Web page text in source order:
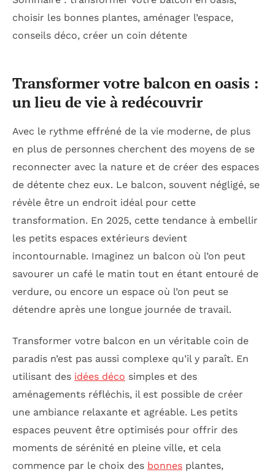
choisir les bonnes plantes, aménager l’espace,
conseils déco, créer un coin détente
Transformer votre balcon en oasis :
un lieu de vie à redécouvrir
Avec le rythme effréné de la vie moderne, de plus
en plus de personnes cherchent des moyens de se
reconnecter avec la nature et de créer des espaces
de détente chez eux. Le balcon, souvent négligé, se
révèle être un endroit idéal pour cette
transformation. En 2025, cette tendance à embellir
les petits espaces extérieurs devient
incontournable. Imaginez un balcon où l’on peut
savourer un café le matin tout en étant entouré de
verdure, ou encore un espace où l’on peut se
détendre après une longue journée de travail.
Transformer votre balcon en un véritable coin de
paradis n’est pas aussi complexe qu’il y paraît. En
utilisant des idées déco simples et des
aménagements réfléchis, il est possible de créer
une ambiance relaxante et agréable. Les petits
espaces peuvent être optimisés pour offrir des
moments de sérénité en pleine ville, et cela
commence par le choix des bonnes plantes,